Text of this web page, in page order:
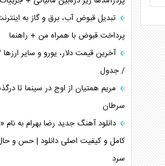
تبدیل قبوض آب، برق و گاز به
پرداخت قبوض با همراه من + راهنما
/ جدول
مریم همتیان از اوج در سینما تا
سرطان
دانلود آهنگ جدید رضا بهرام به
کامل و کیفیت اصلی دانلود | حس و
سرد